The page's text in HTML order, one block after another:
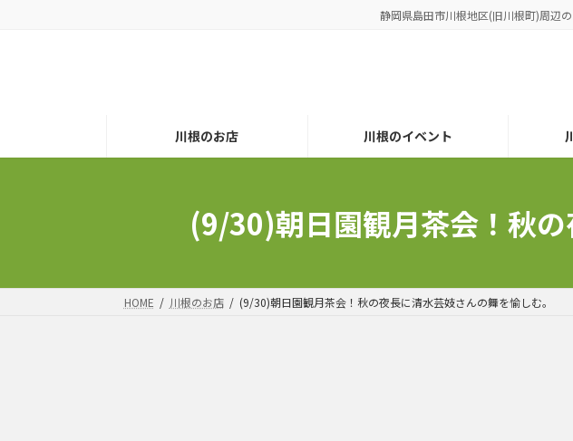
キ
に
静岡県島田市川根地区(旧川根町)周辺
川根のお店 川根のイベント
(9/30)朝日園観月茶会！秋の
HOME 川根のお店 (9/30)朝日園観月茶会！秋の夜長に清水芸妓さんの舞を愉しむ。